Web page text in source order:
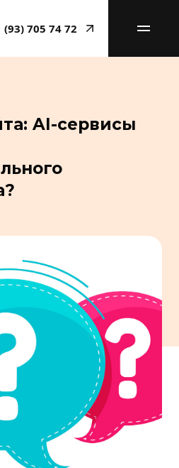
(93) 705 74 72
AI-сервисы